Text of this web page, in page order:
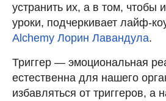
устранить их, а в том, чтобы
уроки, подчеркивает лайф-
Alchemy Лорин Лавандула.
Триггер — эмоциональная
естественна для нашего
избавляться от триггеров, а